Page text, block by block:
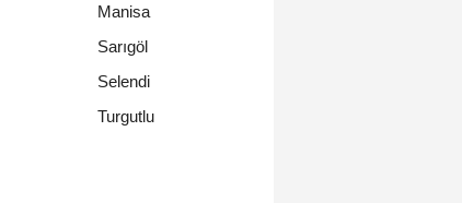
Manisa
Sarıgöl
Selendi
Turgutlu